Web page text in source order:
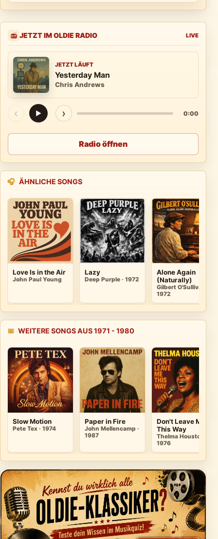
📻 JETZT IM OLDIE RADIO LIVE
JETZT LÄUFT
Yesterday Man
Chris Andrews
‹ ▶ › 0:00
Radio öffnen
🎧 ÄHNLICHE SONGS
Love Is in the Air
John Paul Young
Lazy
Deep Purple · 1972
Alone Again
(Naturally)
Gilbert O'Sullivan ·
1972
📅 WEITERE SONGS AUS 1971 - 1980
Slow Motion
Pete Tex · 1974
Paper in Fire
John Mellencamp ·
1987
Don't Leave Me
This Way
Thelma Houston ·
1976